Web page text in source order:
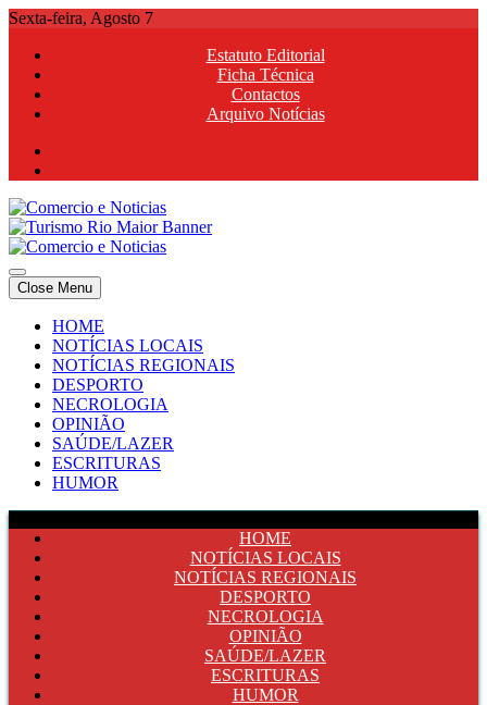
Skip
content
Sexta-feira, Agosto 7
Estatuto Editorial
Ficha Técnica
Contactos
Arquivo Notícias
Comercio e Noticias
Notícias e Publicidade Online
Comercio e Noticias
Notícias e Publicidade Online
Close Menu
HOME
NOTÍCIAS LOCAIS
NOTÍCIAS REGIONAIS
DESPORTO
NECROLOGIA
OPINIÃO
SAÚDE/LAZER
ESCRITURAS
HUMOR
HOME
NOTÍCIAS LOCAIS
NOTÍCIAS REGIONAIS
DESPORTO
NECROLOGIA
OPINIÃO
SAÚDE/LAZER
ESCRITURAS
HUMOR